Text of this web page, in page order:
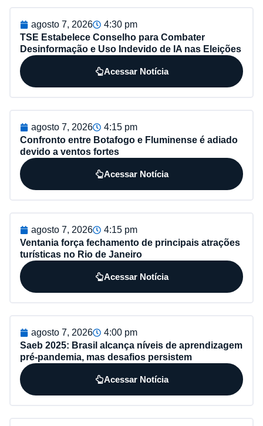
agosto 7, 2026
4:30 pm
TSE Estabelece Conselho para Combater
Desinformação e Uso Indevido de IA nas Eleições
Acessar Notícia
agosto 7, 2026
4:15 pm
Confronto entre Botafogo e Fluminense é adiado
devido a ventos fortes
Acessar Notícia
agosto 7, 2026
4:15 pm
Ventania força fechamento de principais atrações
turísticas no Rio de Janeiro
Acessar Notícia
agosto 7, 2026
4:00 pm
Saeb 2025: Brasil alcança níveis de aprendizagem
pré-pandemia, mas desafios persistem
Acessar Notícia